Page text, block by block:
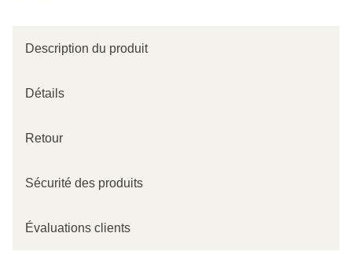
Description du produit
Détails
Retour
Sécurité des produits
Évaluations clients